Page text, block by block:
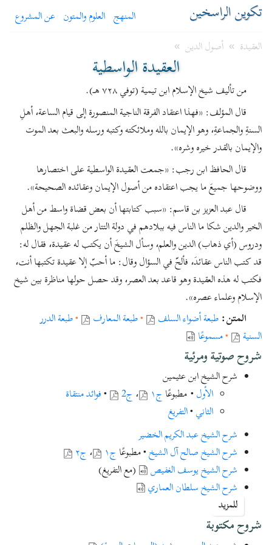
المنهج العلوم والمتون عن المشروع تكوين الراسخين
العقيدة » أصول الدين »
العقيدة الواسطية
من تأليف شيخ الإسلام ابن تيمية (توفي ٧٢٨ هـ).
قال المؤلف: «فهذا اعتقاد الفرقة الناجية المنصورة إلى قيام الساعة، أهلِ
السنةِ والجماعةِ، وهو الإيمان بالله وملائكته وكتبه ورسله والبعث بعد الموت
والإيمان بالقدر خيره وشره».
قال الحافظ ابن رجب: «جمعت العقيدة الواسطية على اختصارها
ووضوحها جميعَ ما يجب اعتقاده من أصول الإيمان وعقائده الصحيحة».
قال عبد العزيز بن قاسم: «سبب كتابتها أن بعض قضاة واسط من أهل
الخير والدين شكا ما الناس فيه ببلادهم في دولة التتار من غلبة الجهل والظلم
ودروس (أي ذهاب) الدين والعلم، وسأل الشيخَ أن يكتب له عقيدة، فقال له:
قد كتب الناس عقائدَ، فألحّ في السؤال وقال: ما أحبّ إلا عقيدة تكتبها أنت،
فكتب له هذه العقيدة وهو قاعد بعد العصر، وقد حصل حولها مناظرة بين شيخ
الإسلام وعلماء عصره».
المتن: طبعة أضواء السلف •طبعة المعارف •طبعة الدرر
السنية
•مسموعًا
شروح صوتية ومرئية
شرح الشيخ ابن عثيمين
الأول• مطبوعًا ج١ ، ج2 •فوائد منتقاة
الثاني•التفريغ
شرح الشيخ عبد الكريم الخضير
شرح الشيخ صالح آل الشيخ• مطبوعًا ج١ ، ج٢
شرح الشيخ يوسف الغفيص
(مع التفريغ)
شرح الشيخ سلطان العماري
شرح الشيخ عبد الرزاق البدر
شرح الشيخ صالح الفوزان
شرح الشيخ ابن باز
• مطبوعًا
للمزيد
شروح مكتوبة